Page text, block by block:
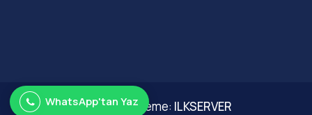
Web Düzenleme: ILKSERVER
WhatsApp'tan Yaz